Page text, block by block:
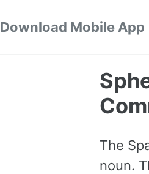
Download Mobile App
The
noun.